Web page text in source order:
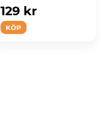
KÖP
129 kr